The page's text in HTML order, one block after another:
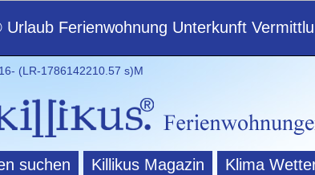
Urlaub Ferienwohnung Unterkunft
(LR-1786142210.57 s)M
suchen Killikus Magazin Klima